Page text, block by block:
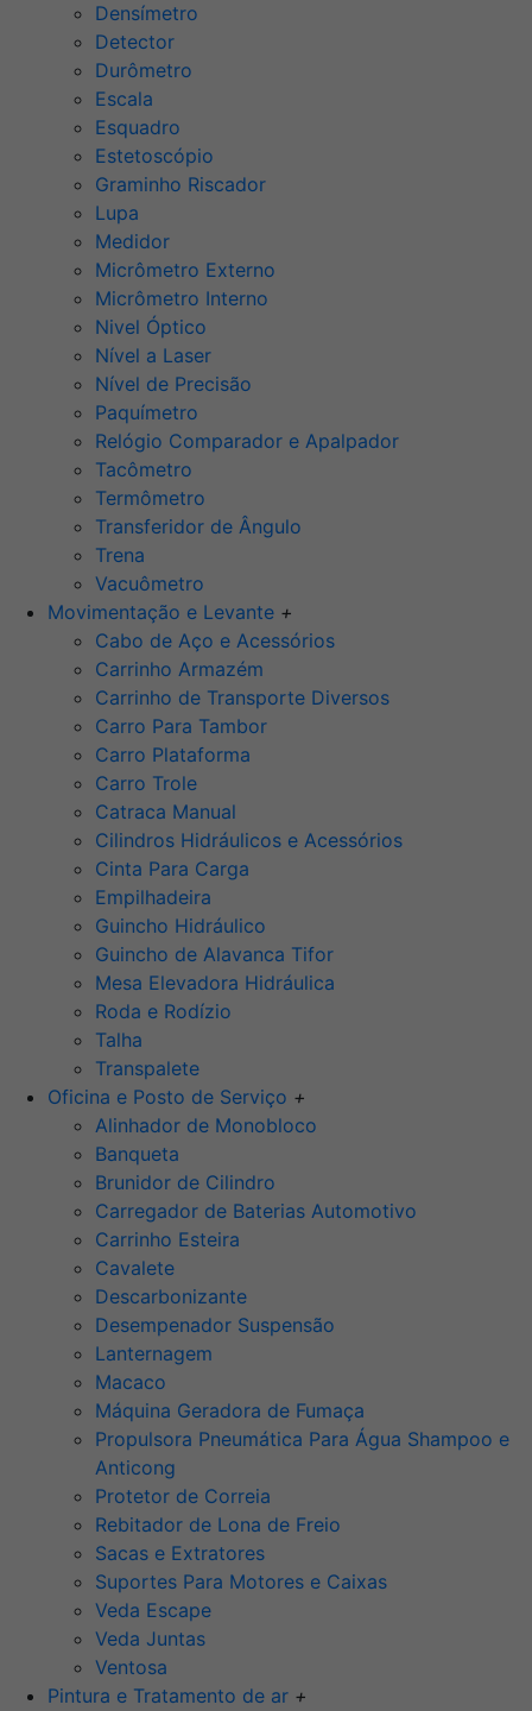
Densímetro
Detector
Durômetro
Escala
Esquadro
Estetoscópio
Graminho Riscador
Lupa
Medidor
Micrômetro Externo
Micrômetro Interno
Nivel Óptico
Nível a Laser
Nível de Precisão
Paquímetro
Relógio Comparador e Apalpador
Tacômetro
Termômetro
Transferidor de Ângulo
Trena
Vacuômetro
Movimentação e Levante +
Cabo de Aço e Acessórios
Carrinho Armazém
Carrinho de Transporte Diversos
Carro Para Tambor
Carro Plataforma
Carro Trole
Catraca Manual
Cilindros Hidráulicos e Acessórios
Cinta Para Carga
Empilhadeira
Guincho Hidráulico
Guincho de Alavanca Tifor
Mesa Elevadora Hidráulica
Roda e Rodízio
Talha
Transpalete
Oficina e Posto de Serviço +
Alinhador de Monobloco
Banqueta
Brunidor de Cilindro
Carregador de Baterias Automotivo
Carrinho Esteira
Cavalete
Descarbonizante
Desempenador Suspensão
Lanternagem
Macaco
Máquina Geradora de Fumaça
Propulsora Pneumática Para Água Shampoo e
Anticong
Protetor de Correia
Rebitador de Lona de Freio
Sacas e Extratores
Suportes Para Motores e Caixas
Veda Escape
Veda Juntas
Ventosa
Pintura e Tratamento de ar +